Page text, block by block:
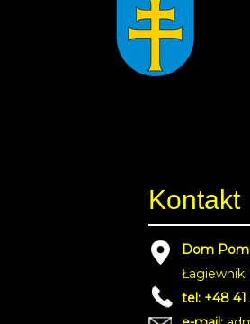
Kontakt
Dom
tel: +48 41